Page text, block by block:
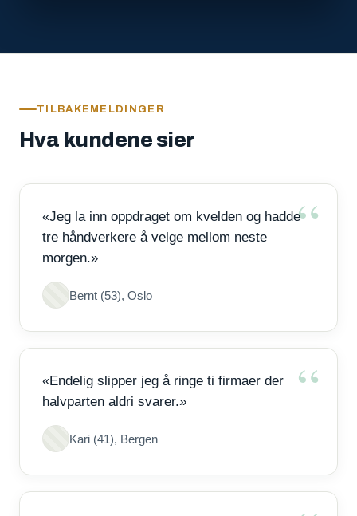
TILBAKEMELDINGER
Hva kundene sier
«Jeg la inn oppdraget om kvelden og hadde
tre håndverkere å velge mellom neste
morgen.»
Bernt (53), Oslo
«Endelig slipper jeg å ringe ti firmaer der
halvparten aldri svarer.»
Kari (41), Bergen